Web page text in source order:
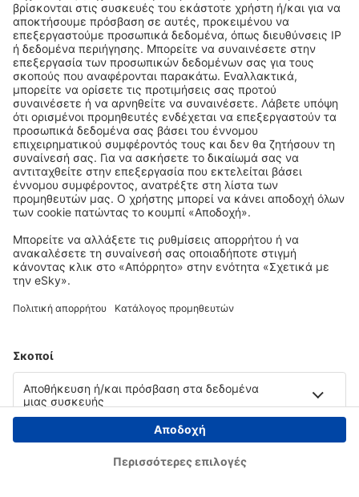
αποτελέσματα για την αναζήτησή σας
Προσπαθήστε να κάνετε αναζήτηση με διαφορετικά κριτήρια
Copyright © eSky.gr. Με την επιφύλαξη παντός νομίμου δικαιώματος.